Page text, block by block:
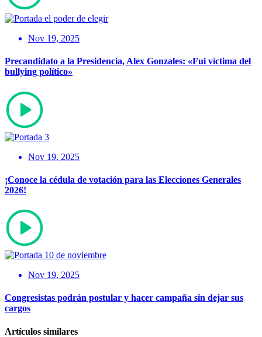
Nov 19, 2025
Precandidato a la Presidencia, Alex Gonzales: «Fui víctima del
bullying político»
Nov 19, 2025
¡Conoce la cédula de votación para las Elecciones Generales
2026!
Nov 19, 2025
Congresistas podrán postular y hacer campaña sin dejar sus
cargos
Artículos similares